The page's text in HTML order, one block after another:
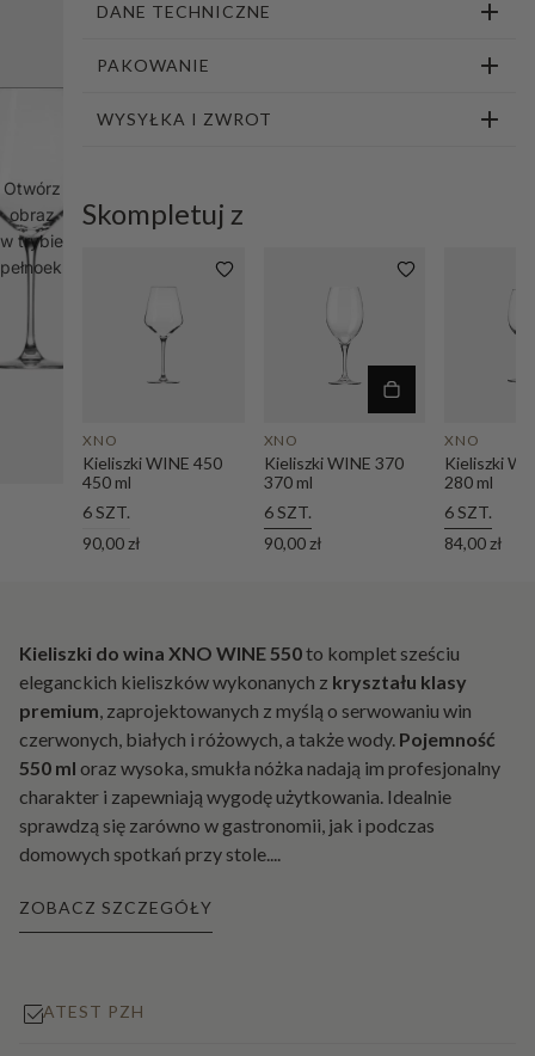
Otwórz
obraz
w trybie
pełnoekranowym
DANE TECHNICZNE
PAKOWANIE
WYSYŁKA I ZWROT
Skompletuj z
XNO
Kieliszki WINE 450
450 ml
6 SZT.
90,00 zł
XNO
Kieliszki WINE 370
370 ml
6 SZT.
90,00 zł
XNO
Kieliszki
280 ml
6 SZT.
84,00 zł
Kieliszki do wina XNO WINE 550to komplet sześciu
eleganckich kieliszków wykonanych z kryształu klasy
premium, zaprojektowanych z myślą o serwowaniu win
czerwonych, białych i różowych, a także wody. Pojemność
550 ml oraz wysoka, smukła nóżka nadają im profesjonalny
charakter i zapewniają wygodę użytkowania. Idealnie
sprawdzą się zarówno w gastronomii, jak i podczas
domowych spotkań przy stole....
ZOBACZ SZCZEGÓŁY
ATEST PZH